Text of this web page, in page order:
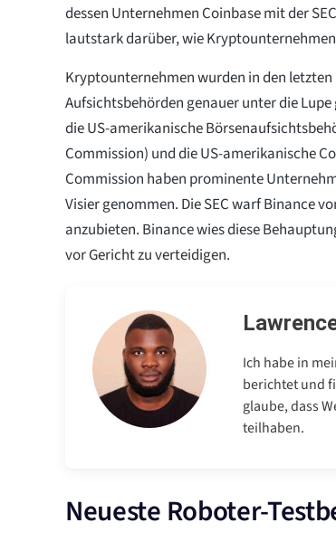
dessen Unternehmen Coinbase mit der
lautstark darüber, wie
Kryptounternehmen wurden in den letzten
Aufsichtsbehörden genauer unter die
die US-amerikanische
Commission) und die US-amerikanische
Commission haben prominente
Visier genommen. Die SEC warf Binance
anzubieten. Binance wies diese
vor Gericht zu verteidigen.
Ich habe in
berichtet und
glaube, dass
teilhaben.
Neueste Roboter-